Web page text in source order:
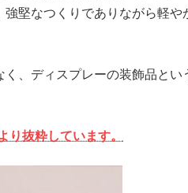
強堅なつくりでありながら軽
く、ディスプレーの装飾品と
り抜粋しています。